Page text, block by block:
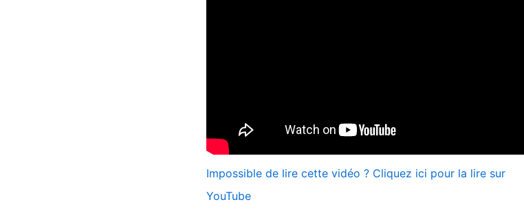
Impossible de lire cette vidéo ? Cliquez ici pour la lire sur
YouTube